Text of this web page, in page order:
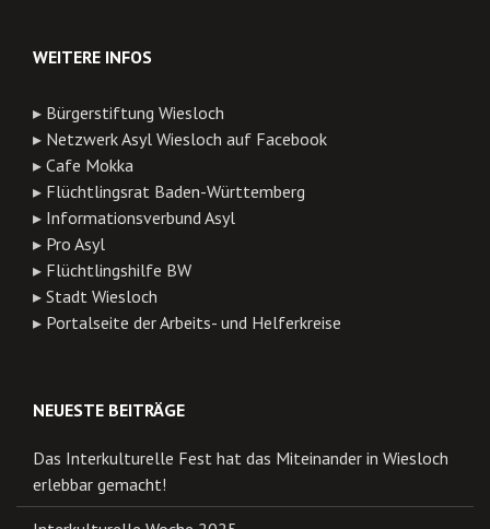
WEITERE INFOS
▸ Bürgerstiftung Wiesloch
▸ Netzwerk Asyl Wiesloch auf Facebook
▸ Cafe Mokka
▸ Flüchtlingsrat Baden-Württemberg
▸ Informationsverbund Asyl
▸ Pro Asyl
▸ Flüchtlingshilfe BW
▸ Stadt Wiesloch
▸ Portalseite der Arbeits- und Helferkreise
NEUESTE BEITRÄGE
Das Interkulturelle Fest hat das Miteinander in Wiesloch
erlebbar gemacht!